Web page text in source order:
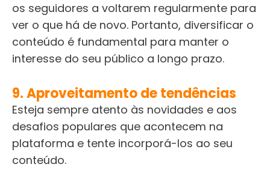
os seguidores a voltarem regularmente para
ver o que há de novo. Portanto, diversificar o
conteúdo é fundamental para manter o
interesse do seu público a longo prazo.
9. Aproveitamento de tendências
Esteja sempre atento às novidades e aos
desafios populares que acontecem na
plataforma e tente incorporá-los ao seu
conteúdo.